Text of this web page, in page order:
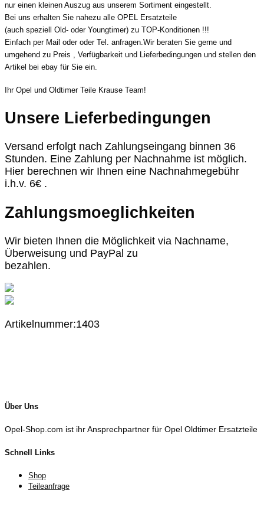
nur einen kleinen Auszug aus unserem Sortiment eingestellt.
Bei uns erhalten Sie nahezu alle OPEL Ersatzteile
(auch speziell Old- oder Youngtimer) zu TOP-Konditionen !!!
Einfach per Mail oder oder Tel. anfragen.Wir beraten Sie gerne und
umgehend zu Preis , Verfügbarkeit und Lieferbedingungen und stellen den
Artikel bei ebay für Sie ein.
Ihr Opel und Oldtimer Teile Krause Team!
Unsere Lieferbedingungen
Versand erfolgt nach Zahlungseingang binnen 36
Stunden. Eine Zahlung per Nachnahme ist möglich.
Hier berechnen wir Ihnen eine Nachnahmegebühr
i.h.v. 6€ .
Zahlungsmoeglichkeiten
Wir bieten Ihnen die Möglichkeit via Nachname,
Überweisung und PayPal zu
bezahlen.
Artikelnummer:1403
Über Uns
Opel-Shop.com ist ihr Ansprechpartner für Opel Oldtimer Ersatzteile
Schnell Links
Shop
Teileanfrage